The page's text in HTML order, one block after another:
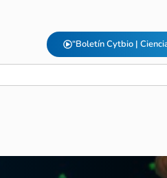
“Boletín Cytbio |